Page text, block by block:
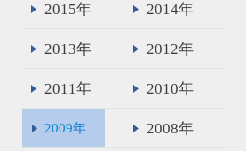
2015年 2014年
2013年 2012年
2011年 2010年
2009年 2008年